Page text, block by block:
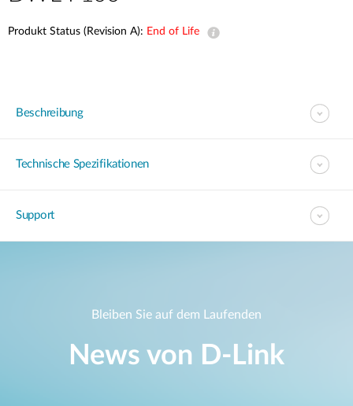
Produkt Status (Revision A): End of Life
Beschreibung
Technische Spezifikationen
Support
Bleiben Sie auf dem Laufenden
News von D‑Link